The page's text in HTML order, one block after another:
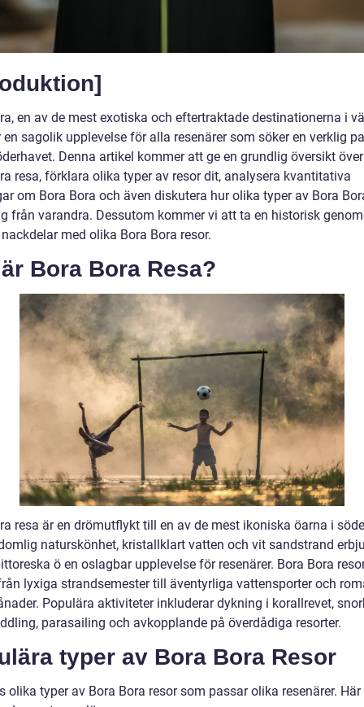
en av de mest exotiska och eftertraktade destinationerna i
en sagolik upplevelse för alla resenärer som söker en verklig
Denna artikel kommer att ge en grundlig översikt
resa, förklara olika typer av resor dit, analysera kvantitativa
om Bora Bora och även diskutera hur olika typer av Bora
från varandra. Dessutom kommer vi att ta en historisk
med olika Bora Bora resor.
Bora Bora Resa?
resa är en drömutflykt till en av de mest ikoniska öarna i
naturskönhet, kristallklart vatten och vit sandstrand
ö en oslagbar upplevelse för resenärer. Bora Bora
lyxiga strandsemester till äventyrliga vattensporter och
Populära aktiviteter inkluderar dykning i korallrevet,
parasailing och avkopplande på överdådiga resorter.
typer av Bora Bora Resor
olika typer av Bora Bora resor som passar olika resenärer. Här